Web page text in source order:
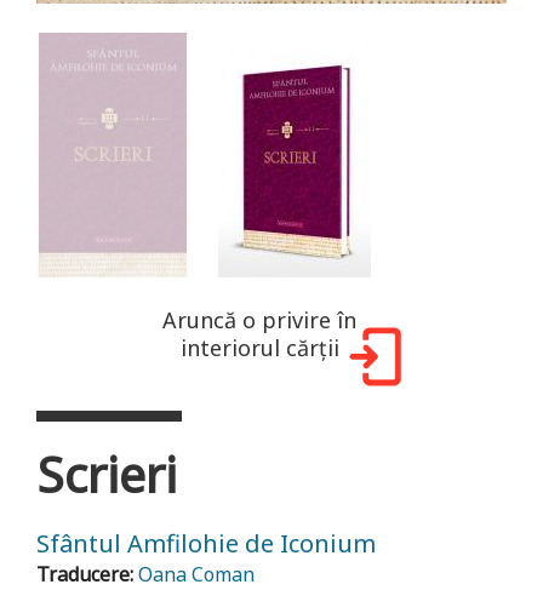
Aruncă o privire în
interiorul cărții
Scrieri
Sfântul Amfilohie de Iconium
Traducere:Oana Coman